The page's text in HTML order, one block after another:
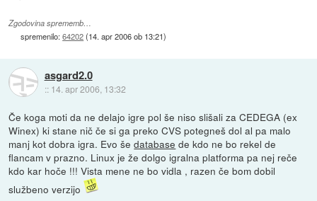
Zgodovina sprememb…
spremenilo:64202(14. apr 2006 ob 13:21)
asgard2.0
:: 14. apr 2006, 13:32
Če koga moti da ne delajo igre pol še niso slišali za CEDEGA (ex
Winex) ki stane nič če si ga preko CVS potegneš dol al pa malo
manj kot dobra igra. Evo šedatabase de kdo ne bo rekel de
flancam v prazno. Linux je že dolgo igralna platforma pa nej reče
kdo kar hoče !!! Vista mene ne bo vidla , razen če bom dobil
službeno verzijo